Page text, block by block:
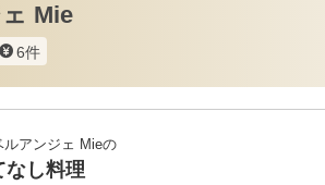
Mie
6件
ルアンジェ Mieの
なし料理